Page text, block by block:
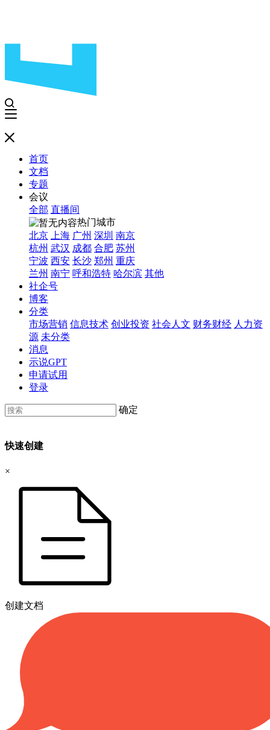
首页
文档
专题
会议
全部 直播间
热门城市
北京
上海 广州 深圳 南京
杭州 武汉 成都 合肥 苏州
宁波 西安 长沙 郑州 重庆
兰州 南宁 呼和浩特 哈尔滨 其他
社企号
博客
分类
市场营销 信息技术 创业投资 社会人文 财务财经 人力资
源 未分类
消息
示说GPT
申请试用
登录
确定
快速创建
×
创建文档